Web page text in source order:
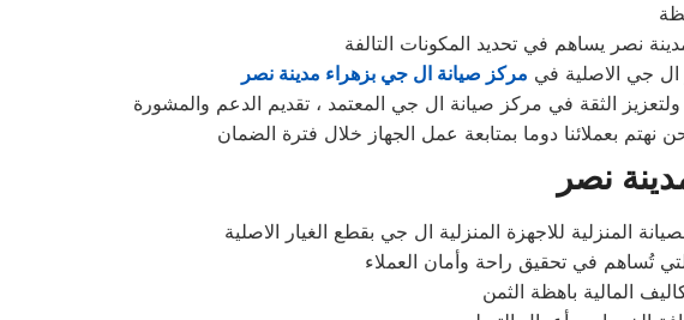
نصر يساهم في تحديد المكونات التالفة
ال جي الاصلية في مركز صيانة ال جي بزهراء مدينة نصر
الثقة في مركز صيانة ال جي المعتمد ، تقديم الدعم والمشورة
نهتم بعملائنا دوما بمتابعة عمل الجهاز خلال فترة الضمان
نصر
المنزلية للاجهزة المنزلية ال جي بقطع الغيار الاصلية
تُساهم في تحقيق راحة وأمان العملاء